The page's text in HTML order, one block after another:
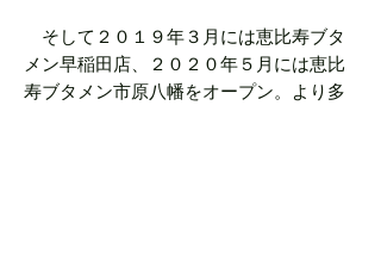
そして２０１９年３月には恵比寿ブタ
メン早稲田店、２０２０年５月には恵比
寿ブタメン市原八幡をオープン。より多